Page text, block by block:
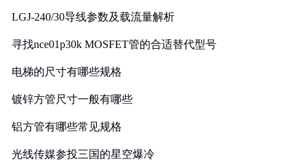
LGJ-240/30导线参数及载流量解析
寻找nce01p30k MOSFET管的合适替代型号
电梯的尺寸有哪些规格
镀锌方管尺寸一般有哪些
铝方管有哪些常见规格
光线传媒参投三国的星空爆冷